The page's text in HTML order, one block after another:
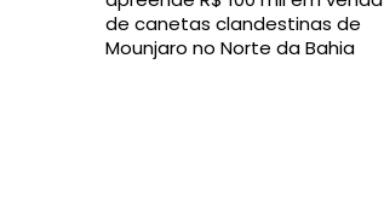
de canetas clandestinas de
Mounjaro no Norte da Bahia